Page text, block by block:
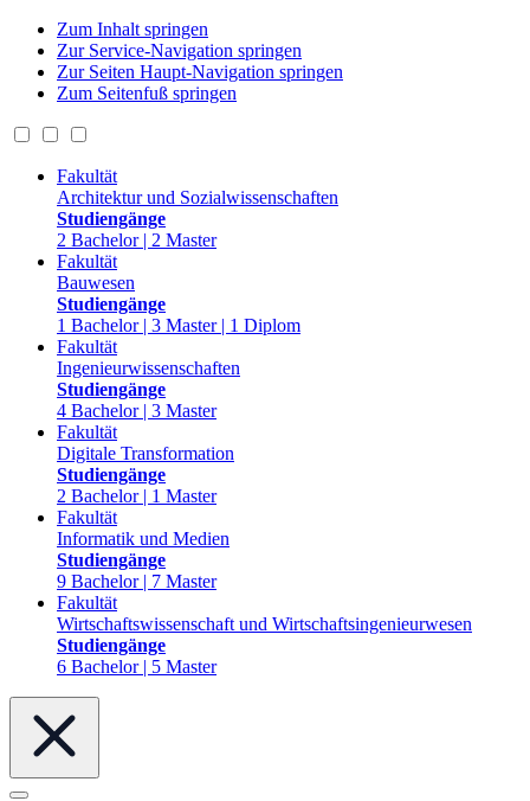
Zum Inhalt springen
Zur Service-Navigation springen
Zur Seiten Haupt-Navigation springen
Zum Seitenfuß springen
Fakultät
Architektur und Sozialwissenschaften
Studiengänge
2 Bachelor | 2 Master
Fakultät
Bauwesen
Studiengänge
1 Bachelor | 3 Master | 1 Diplom
Fakultät
Ingenieurwissenschaften
Studiengänge
4 Bachelor | 3 Master
Fakultät
Digitale Transformation
Studiengänge
2 Bachelor | 1 Master
Fakultät
Informatik und Medien
Studiengänge
9 Bachelor | 7 Master
Fakultät
Wirtschaftswissenschaft und Wirtschaftsingenieurwesen
Studiengänge
6 Bachelor | 5 Master